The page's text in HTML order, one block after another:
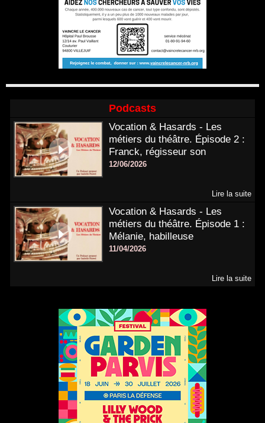
Podcasts
Vocation & Hasards - Les
métiers du théâtre. Épisode 2 :
Franck, régisseur son
12/06/2026
Lire la suite
Vocation & Hasards - Les
métiers du théâtre. Épisode 1 :
Mélanie, habilleuse
11/04/2026
Lire la suite